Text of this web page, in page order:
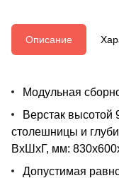
Описание
Модульная
Верстак высотой
столешницы и
ВхШхГ, мм:
Допустимая